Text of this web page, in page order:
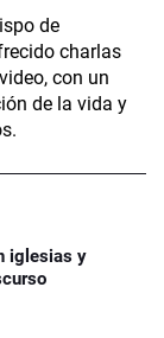
de
charlas
con un
de la vida y
iglesias y